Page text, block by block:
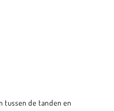
tussen de tanden en